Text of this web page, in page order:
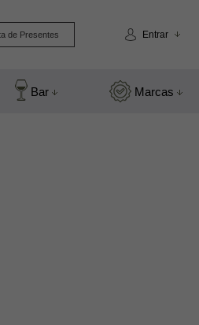
de Presentes Entrar
Bar Marcas